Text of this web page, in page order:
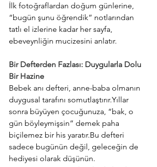
İlk fotoğraflardan doğum günlerine,
“bugün şunu öğrendik” notlarından
tatlı el izlerine kadar her sayfa,
ebeveynliğin mucizesini anlatır.
Bir Defterden Fazlası: Duygularla Dolu
Bir Hazine
Bebek anı defteri, anne-baba olmanın
duygusal tarafını somutlaştırır.Yıllar
sonra büyüyen çocuğunuza, “bak, o
gün böyleymişsin” demek paha
biçilemez bir his yaratır.Bu defteri
sadece bugünün değil, geleceğin de
hediyesi olarak düşünün.